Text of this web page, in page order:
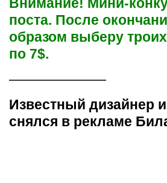
поста. После
образом выберу
по 7$.
———————
Известный дизайнер
снялся в рекламе